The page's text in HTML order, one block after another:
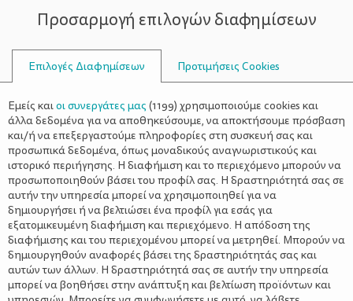
ΣΥΜΒΟΥΛΟΙ
ΈΝΤΑΣΗ
Προσαρμογή επιλογών διαφημίσεων
Επιλογές Διαφημίσεων Προτιμήσεις Cookies
Εμείς καιοι συνεργάτες μας (1199) χρησιμοποιούμε cookies και
άλλα δεδομένα για να αποθηκεύσουμε, να αποκτήσουμε πρόσβαση
και/ή να επεξεργαστούμε πληροφορίες στη συσκευή σας και
προσωπικά δεδομένα, όπως μοναδικούς αναγνωριστικούς και
ιστορικό περιήγησης. Η διαφήμιση και το περιεχόμενο μπορούν να
προσωποποιηθούν βάσει του προφίλ σας. Η δραστηριότητά σας σε
αυτήν την υπηρεσία μπορεί να χρησιμοποιηθεί για να
δημιουργήσει ή να βελτιώσει ένα προφίλ για εσάς για
εξατομικευμένη διαφήμιση και περιεχόμενο. Η απόδοση της
διαφήμισης και του περιεχομένου μπορεί να μετρηθεί. Μπορούν να
δημιουργηθούν αναφορές βάσει της δραστηριότητάς σας και
αυτών των άλλων. Η δραστηριότητά σας σε αυτήν την υπηρεσία
μπορεί να βοηθήσει στην ανάπτυξη και βελτίωση προϊόντων και